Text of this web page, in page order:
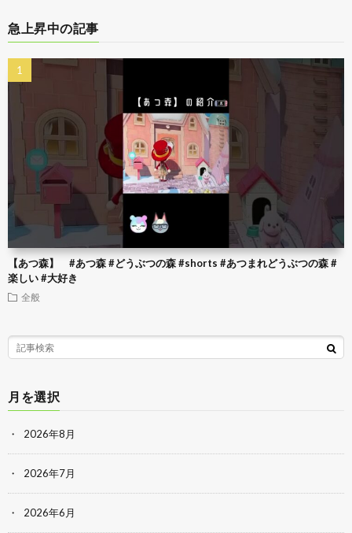
急上昇中の記事
【あつ森】 #あつ森 #どうぶつの森 #shorts #あつまれどうぶつの森 #
楽しい #大好き
全般
月を選択
2026年8月
2026年7月
2026年6月